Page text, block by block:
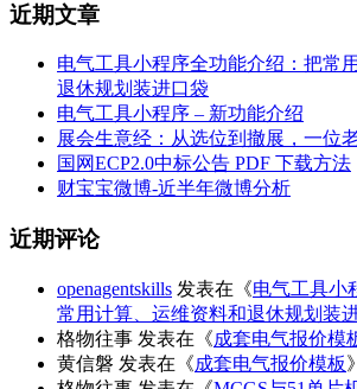
近期文章
电气工具小程序全功能介绍：把常
退休规划装进口袋
电气工具小程序 – 新功能介绍
展会生意经：从选位到撤展，一位
国网ECP2.0中标公告 PDF 下载方法
财宝宝微博-近半年微博分析
近期评论
openagentskills 发表在《电气工具小
常用计算、运维资料和退休规划装
格物往事 发表在《成套电气报价模
黄信磐 发表在《成套电气报价模板》